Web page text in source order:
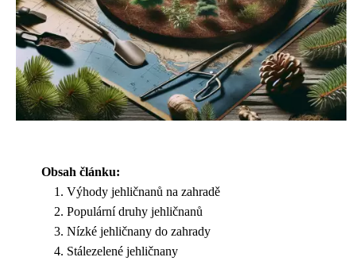
Obsah článku:
Výhody jehličnanů na zahradě
Populární druhy jehličnanů
Nízké jehličnany do zahrady
Stálezelené jehličnany